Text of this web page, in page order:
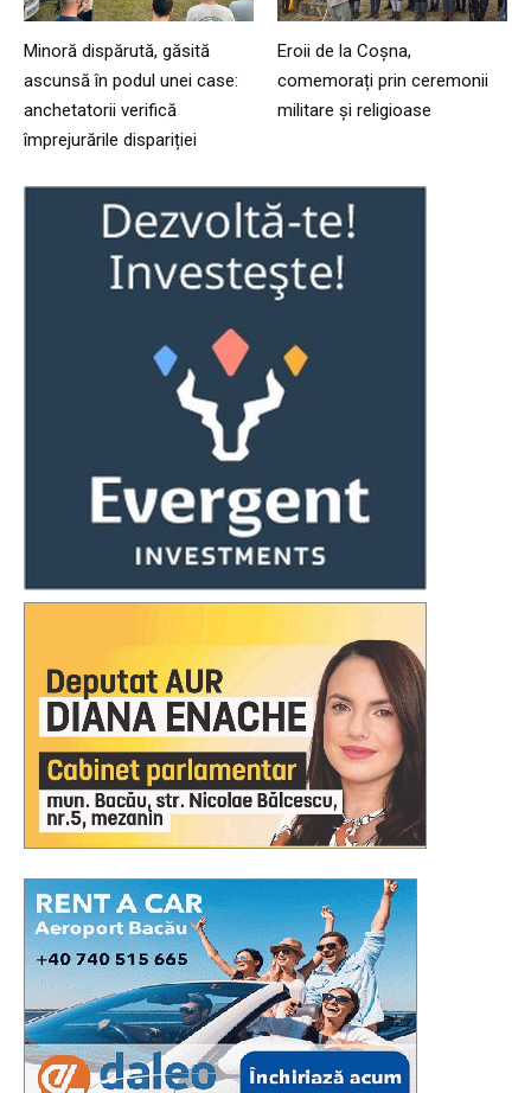
Minoră dispărută, găsită
ascunsă în podul unei case:
anchetatorii verifică
împrejurările dispariției
Eroii de la Coșna,
comemorați prin ceremonii
militare și religioase